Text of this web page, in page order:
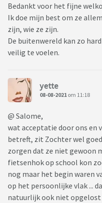
Bedankt voor het fijne
Ik doe mijn best om ze
zijn, wie ze zijn.
De buitenwereld kan zo
veilig te voelen.
yette
08-08-2021 om 11:18
@ Salome,
wat acceptatie door ons en
betreft, zit Zochter wel
zorgen dat ze niet gewoon
fietsenhok op school kon
nog maar het begin waren
op het persoonlijke vlak ...
natuurlijk ook niet opgelost